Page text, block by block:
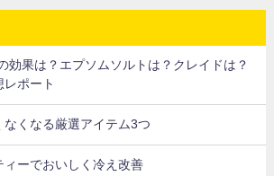
効果は？エプソムソルトは？クレイドは？
ポート
なくなる厳選アイテム3つ
ィーでおいしく冷え改善